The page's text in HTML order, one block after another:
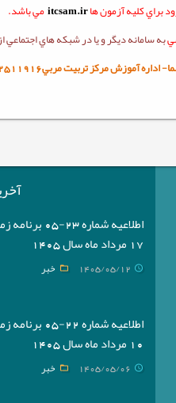
براي کليه آزمون هاitcsam.irمي باشد.
به سامانه ديگر و يا در شبکه هاي
آموزش مرکز تربيت مربي32511916
اطلاعیه
17 مرداد ماه سال 1405
1405/05/12 خبر
اطلاعیه
10 مرداد ماه سال 1405
1405/05/06 خبر